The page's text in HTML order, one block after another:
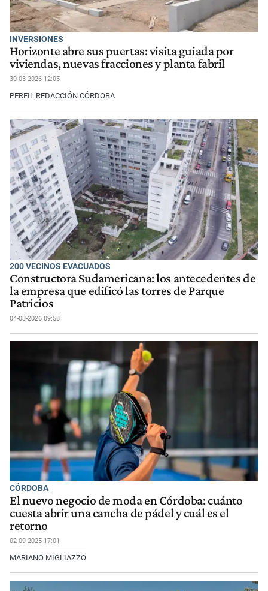
INVERSIONES
Horizonte abre sus puertas: visita guiada por
viviendas, nuevas fracciones y planta fabril
30-03-2026 12:05
PERFIL REDACCIÓN CÓRDOBA
200 VECINOS EVACUADOS
Constructora Sudamericana: los antecedentes de
la empresa que edificó las torres de Parque
Patricios
04-03-2026 09:58
CÓRDOBA
El nuevo negocio de moda en Córdoba: cuánto
cuesta abrir una cancha de pádel y cuál es el
retorno
02-09-2025 17:01
MARIANO MIGLIAZZO